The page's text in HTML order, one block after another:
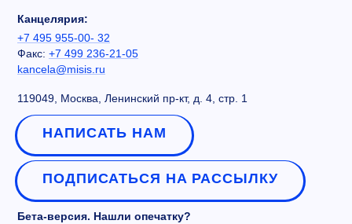
Канцелярия:
+7 495 955-00- 32
Факс: +7 499 236-21-05
kancela@misis.ru
119049, Москва, Ленинский пр-кт, д. 4, стр. 1
НАПИСАТЬ НАМ
ПОДПИСАТЬСЯ НА РАССЫЛКУ
Бета-версия. Нашли опечатку?